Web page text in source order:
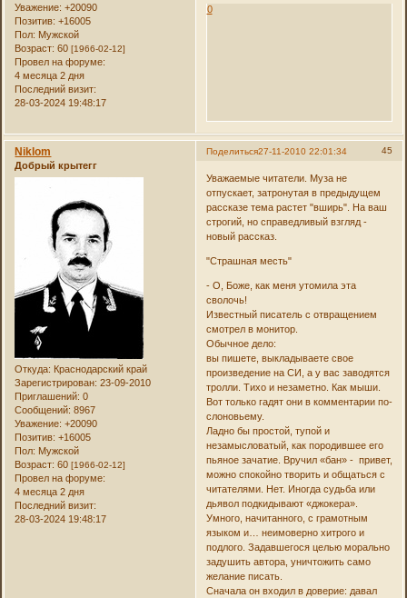
Уважение: +20090
Позитив: +16005
Пол: Мужской
Возраст: 60[1966-02-12]
Провел на форуме:
4 месяца 2 дня
Последний визит:
28-03-2024 19:48:17
0
Поделиться 45
27-11-2010 22:01:34
Niklom
Добрый крытегг
Откуда: Краснодарский край
Зарегистрирован: 23-09-2010
Приглашений: 0
Сообщений: 8967
Уважение: +20090
Позитив: +16005
Пол: Мужской
Возраст: 60[1966-02-12]
Провел на форуме:
4 месяца 2 дня
Последний визит:
28-03-2024 19:48:17
Уважаемые читатели. Муза не
отпускает, затронутая в предыдущем
рассказе тема растет "вширь". На ваш
строгий, но справедливый взгляд -
новый рассказ.
"Страшная месть"
- О, Боже, как меня утомила эта
сволочь!
Известный писатель с отвращением
смотрел в монитор.
Обычное дело:
вы пишете, выкладываете свое
произведение на СИ, а у вас заводятся
тролли. Тихо и незаметно. Как мыши.
Вот только гадят они в комментарии по-
слоновьему.
Ладно бы простой, тупой и
незамысловатый, как породившее его
пьяное зачатие. Вручил «бан» - привет,
можно спокойно творить и общаться с
читателями. Нет. Иногда судьба или
дьявол подкидывают «джокера».
Умного, начитанного, с грамотным
языком и… неимоверно хитрого и
подлого. Задавшегося целью морально
задушить автора, уничтожить само
желание писать.
Сначала он входил в доверие: давал